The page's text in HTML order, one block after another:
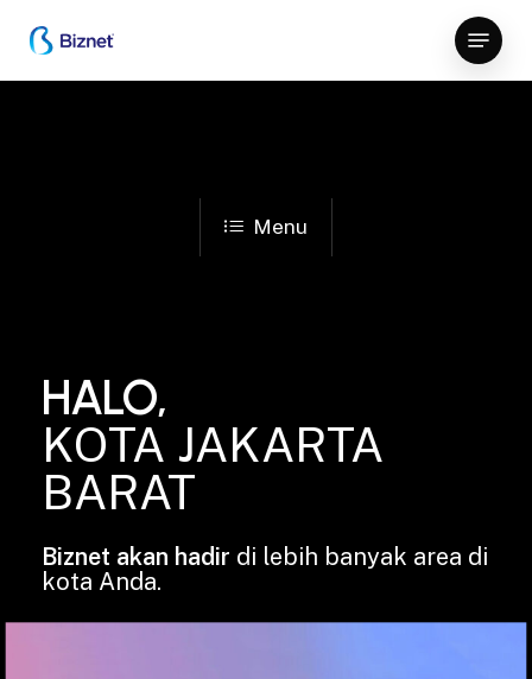
main
Menu
Menu
HALO,
KOTA JAKARTA
BARAT
Biznet akan hadir di lebih banyak area di
kota Anda.